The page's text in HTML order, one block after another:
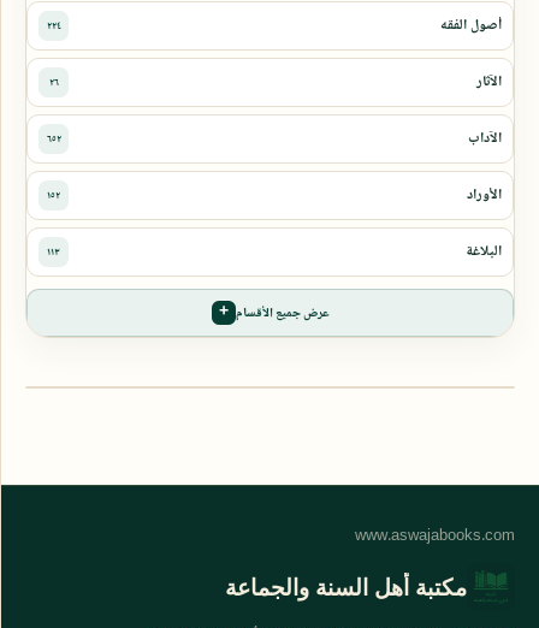
عرض جميع الأقسام
مكتبة أهل السنة والجماعة